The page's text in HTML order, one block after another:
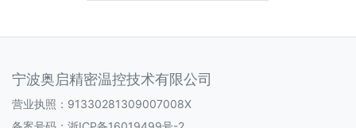
宁波奥启精密温控技术有限公司
营业执照：91330281309007008X